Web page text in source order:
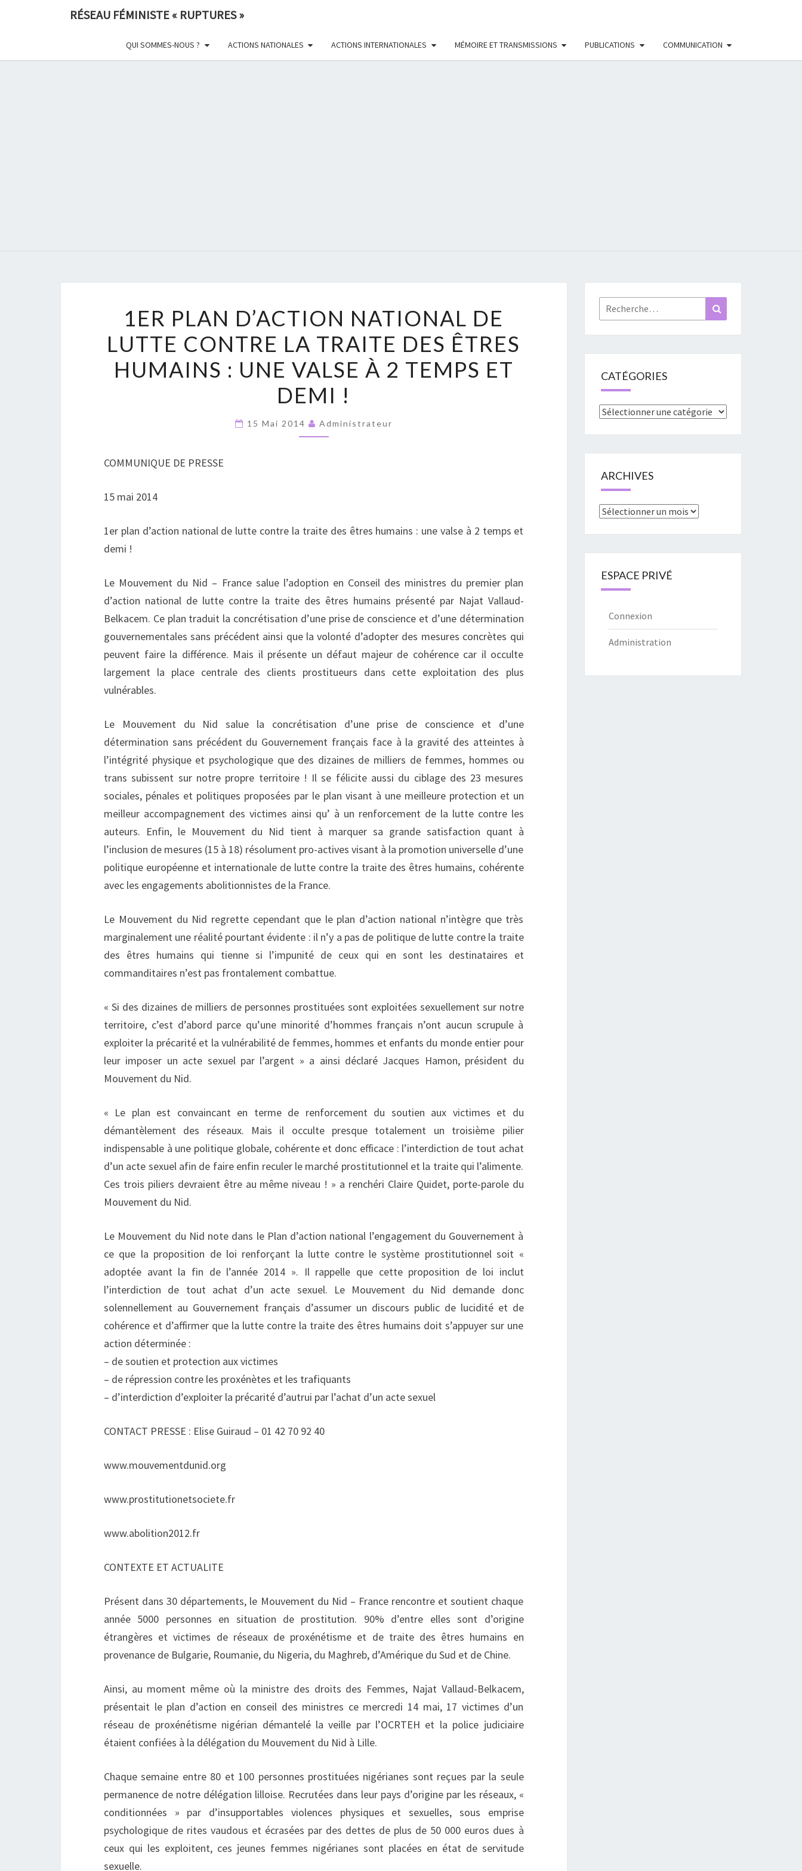
RÉSEAU FÉMINISTE « RUPTURES »
QUI SOMMES-NOUS ? ACTIONS NATIONALES ACTIONS INTERNATIONALES MÉMOIRE ET TRANSMISSIONS PUBLICATIONS COMMUNICATION
RUPTURES
»
PLAN
D’ACTION
NATIONAL
DE
LUTTE
LA
UNE
2
TEMPS
ET
DEMI
!
1ER PLAN D’ACTION NATIONAL DE
LUTTE CONTRE LA TRAITE DES ÊTRES
HUMAINS : UNE VALSE À 2 TEMPS ET
DEMI !
15 Mai 2014 Administrateur
COMMUNIQUE DE PRESSE
15 mai 2014
1er plan d’action national de lutte contre la traite des êtres humains : une valse à 2 temps et
demi !
Le Mouvement du Nid – France salue l’adoption en Conseil des ministres du premier plan
d’action national de lutte contre la traite des êtres humains présenté par Najat Vallaud-
Belkacem. Ce plan traduit la concrétisation d’une prise de conscience et d’une détermination
gouvernementales sans précédent ainsi que la volonté d’adopter des mesures concrètes qui
peuvent faire la différence. Mais il présente un défaut majeur de cohérence car il occulte
largement la place centrale des clients prostitueurs dans cette exploitation des plus
vulnérables.
Le Mouvement du Nid salue la concrétisation d’une prise de conscience et d’une
détermination sans précédent du Gouvernement français face à la gravité des atteintes à
l’intégrité physique et psychologique que des dizaines de milliers de femmes, hommes ou
trans subissent sur notre propre territoire ! Il se félicite aussi du ciblage des 23 mesures
sociales, pénales et politiques proposées par le plan visant à une meilleure protection et un
meilleur accompagnement des victimes ainsi qu’ à un renforcement de la lutte contre les
auteurs. Enfin, le Mouvement du Nid tient à marquer sa grande satisfaction quant à
l’inclusion de mesures (15 à 18) résolument pro-actives visant à la promotion universelle d’une
politique européenne et internationale de lutte contre la traite des êtres humains, cohérente
avec les engagements abolitionnistes de la France.
Le Mouvement du Nid regrette cependant que le plan d’action national n’intègre que très
marginalement une réalité pourtant évidente : il n’y a pas de politique de lutte contre la traite
des êtres humains qui tienne si l’impunité de ceux qui en sont les destinataires et
commanditaires n’est pas frontalement combattue.
« Si des dizaines de milliers de personnes prostituées sont exploitées sexuellement sur notre
territoire, c’est d’abord parce qu’une minorité d’hommes français n’ont aucun scrupule à
exploiter la précarité et la vulnérabilité de femmes, hommes et enfants du monde entier pour
leur imposer un acte sexuel par l’argent » a ainsi déclaré Jacques Hamon, président du
Mouvement du Nid.
« Le plan est convaincant en terme de renforcement du soutien aux victimes et du
démantèlement des réseaux. Mais il occulte presque totalement un troisième pilier
indispensable à une politique globale, cohérente et donc efficace : l’interdiction de tout achat
d’un acte sexuel afin de faire enfin reculer le marché prostitutionnel et la traite qui l’alimente.
Ces trois piliers devraient être au même niveau ! » a renchéri Claire Quidet, porte-parole du
Mouvement du Nid.
Le Mouvement du Nid note dans le Plan d’action national l’engagement du Gouvernement à
ce que la proposition de loi renforçant la lutte contre le système prostitutionnel soit «
adoptée avant la fin de l’année 2014 ». Il rappelle que cette proposition de loi inclut
l’interdiction de tout achat d’un acte sexuel. Le Mouvement du Nid demande donc
solennellement au Gouvernement français d’assumer un discours public de lucidité et de
cohérence et d’affirmer que la lutte contre la traite des êtres humains doit s’appuyer sur une
action déterminée :
– de soutien et protection aux victimes
– de répression contre les proxénètes et les trafiquants
– d’interdiction d’exploiter la précarité d’autrui par l’achat d’un acte sexuel
CONTACT PRESSE : Elise Guiraud – 01 42 70 92 40
www.mouvementdunid.org
www.prostitutionetsociete.fr
www.abolition2012.fr
CONTEXTE ET ACTUALITE
Présent dans 30 départements, le Mouvement du Nid – France rencontre et soutient chaque
année 5000 personnes en situation de prostitution. 90% d’entre elles sont d’origine
étrangères et victimes de réseaux de proxénétisme et de traite des êtres humains en
provenance de Bulgarie, Roumanie, du Nigeria, du Maghreb, d’Amérique du Sud et de Chine.
Ainsi, au moment même où la ministre des droits des Femmes, Najat Vallaud-Belkacem,
présentait le plan d’action en conseil des ministres ce mercredi 14 mai, 17 victimes d’un
réseau de proxénétisme nigérian démantelé la veille par l’OCRTEH et la police judiciaire
étaient confiées à la délégation du Mouvement du Nid à Lille.
Chaque semaine entre 80 et 100 personnes prostituées nigérianes sont reçues par la seule
permanence de notre délégation lilloise. Recrutées dans leur pays d’origine par les réseaux, «
conditionnées » par d’insupportables violences physiques et sexuelles, sous emprise
psychologique de rites vaudous et écrasées par des dettes de plus de 50 000 euros dues à
ceux qui les exploitent, ces jeunes femmes nigérianes sont placées en état de servitude
sexuelle.
Rechercher :
CATÉGORIES
Catégories
ARCHIVES
Archives
ESPACE PRIVÉ
Connexion
Administration